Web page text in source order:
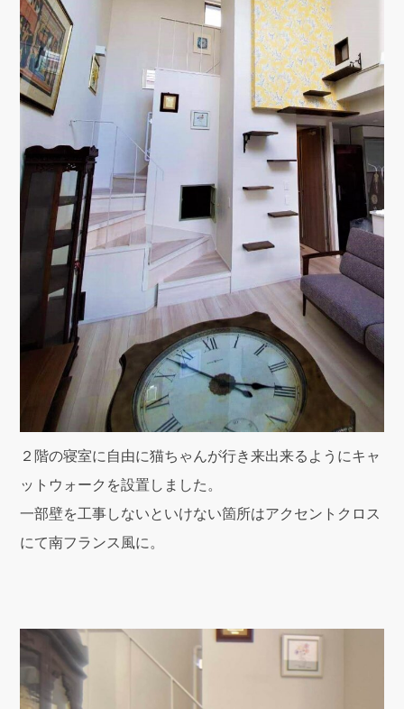
２階の寝室に自由に猫ちゃんが行き来出来るようにキャ
ットウォークを設置しました。
一部壁を工事しないといけない箇所はアクセントクロス
にて南フランス風に。